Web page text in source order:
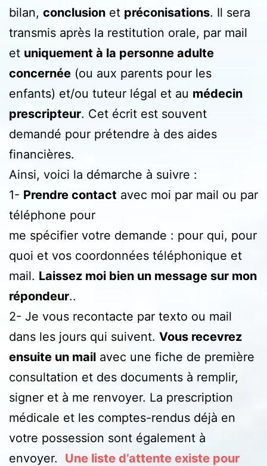
bilan, conclusion et préconisations. Il sera
transmis après la restitution orale, par mail
et uniquement à la personne adulte
concernée (ou aux parents pour les
enfants) et/ou tuteur légal et au médecin
prescripteur. Cet écrit est souvent
demandé pour prétendre à des aides
financières.
Ainsi, voici la démarche à suivre :
1- Prendre contact avec moi par mail ou par
téléphone pour
me spécifier votre demande : pour qui, pour
quoi et vos coordonnées téléphonique et
mail. Laissez moi bien un message sur mon
répondeur..
2- Je vous recontacte par texto ou mail
dans les jours qui suivent. Vous recevrez
ensuite un mail avec une fiche de première
consultation et des documents à remplir,
signer et à me renvoyer. La prescription
médicale et les comptes-rendus déjà en
votre possession sont également à
envoyer. Une liste d’attente existe pour